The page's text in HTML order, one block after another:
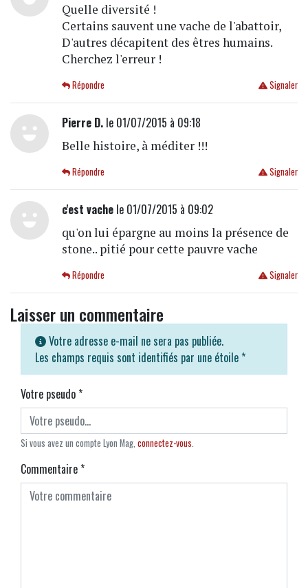
Quelle diversité !
Certains sauvent une vache de l'abattoir,
D'autres décapitent des êtres humains.
Cherchez l'erreur !
Signaler
Répondre
Pierre D.le 01/07/2015 à 09:18
Belle histoire, à méditer !!!
Signaler
Répondre
c'est vachele 01/07/2015 à 09:02
qu'on lui épargne au moins la présence de
stone.. pitié pour cette pauvre vache
Signaler
Répondre
Laisser un commentaire
Votre adresse e-mail ne sera pas publiée.
Les champs requis sont identifiés par une étoile *
Votre pseudo*
Si vous avez un compte Lyon Mag, connectez-vous.
Commentaire*